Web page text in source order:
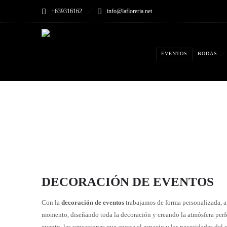
+639316162 info@lafloreria.net
EVENTOS BODAS
DECORACIÓN DE EVENTOS
Con la decoración de eventos trabajamos de forma personalizada,
momento, diseñando toda la decoración y creando la atmósfera